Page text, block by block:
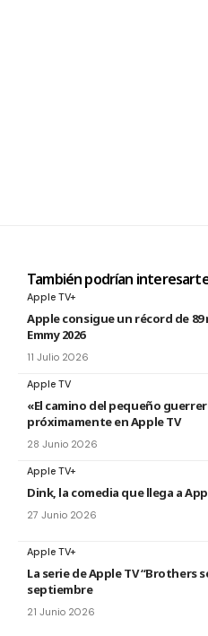
También podrían
Apple TV+
Apple consigue un récord de
Emmy 2026
11 Julio 2026
Apple TV
«El camino del pequeño
próximamente en Apple TV
28 Junio 2026
Apple TV+
Dink, la comedia que llega a
27 Junio 2026
Apple TV+
La serie de Apple TV “Brothers
septiembre
21 Junio 2026